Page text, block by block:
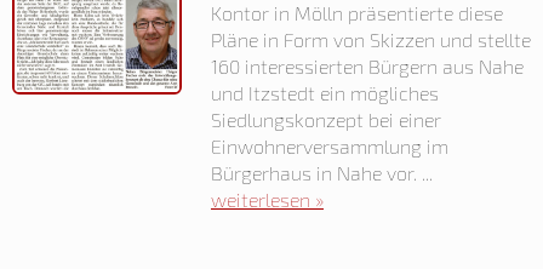
Kontor in Mölln präsentierte diese
Pläne in Form von Skizzen und stellte
160 interessierten Bürgern aus Nahe
und Itzstedt ein mögliches
Siedlungskonzept bei einer
Einwohnerversammlung im
Bürgerhaus in Nahe vor. ...
weiterlesen »